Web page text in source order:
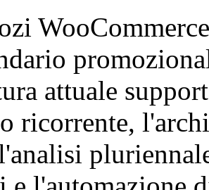
attuale
ricorrente,